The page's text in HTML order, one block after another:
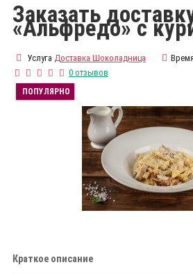
Заказать
«Альфредо» с
Услуга Доставка Шоколадница
0 отзывов
ПОПУЛЯРНО
Краткое описание